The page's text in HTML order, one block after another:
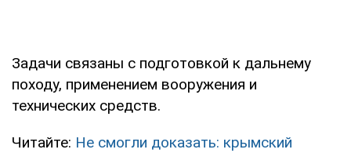
Задачи связаны с подготовкой к дальнему
походу, применением вооружения и
технических средств.
Читайте: Не смогли доказать: крымский